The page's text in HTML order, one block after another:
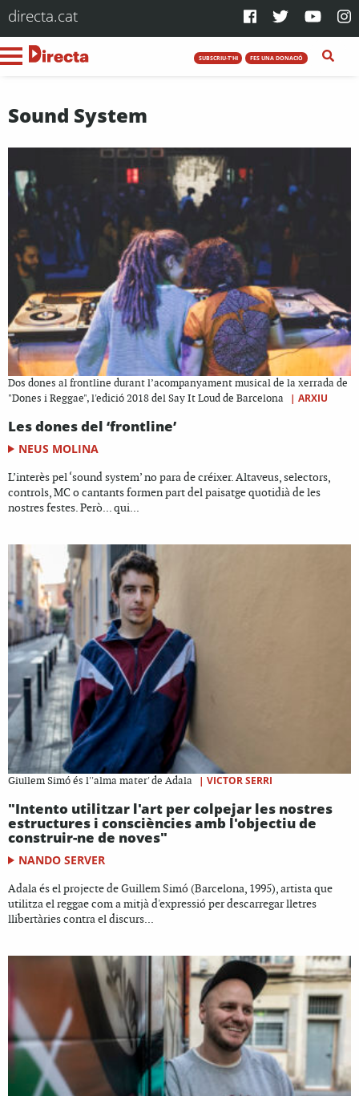
directa.cat
SUBSCRIU-T'HI FES UNA DONACIÓ
Sound System
Dos dones al frontline durant l’acompanyament musical de la xerrada de
"Dones i Reggae", l'edició 2018 del Say It Loud de Barcelona
| ARXIU
Les dones del ‘frontline’
NEUS MOLINA
L’interès pel ‘sound system’ no para de créixer. Altaveus, selectors,
controls, MC o cantants formen part del paisatge quotidià de les
nostres festes. Però... qui...
Giullem Simó és l''alma mater' de Adala | VICTOR SERRI
"Intento utilitzar l'art per colpejar les nostres
estructures i consciències amb l'objectiu de
construir-ne de noves"
NANDO SERVER
Adala és el projecte de Guillem Simó (Barcelona, 1995), artista que
utilitza el reggae com a mitjà d'expressió per descarregar lletres
llibertàries contra el discurs...